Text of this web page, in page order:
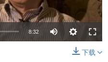
8:32
下载